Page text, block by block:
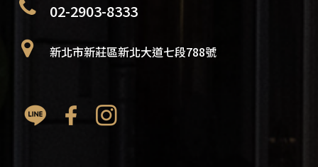
02-2903-8333
新北市新莊區新北大道七段788號